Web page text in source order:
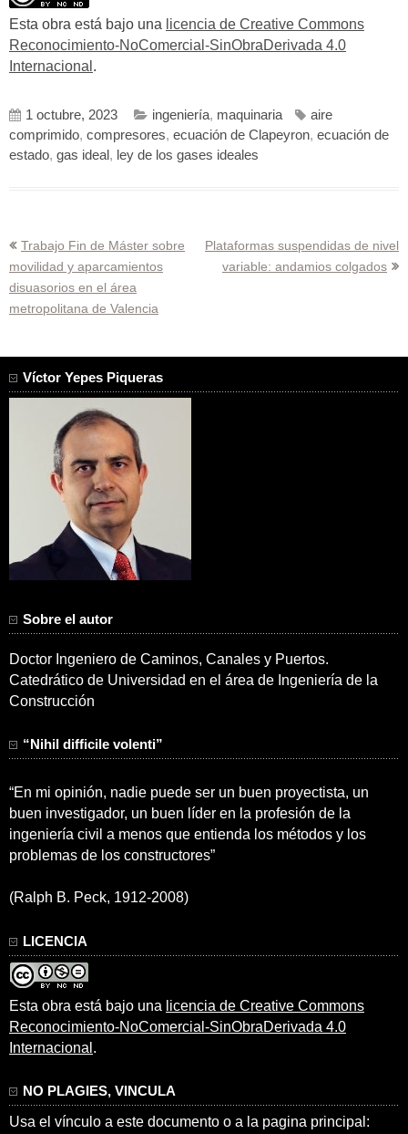
Esta obra está bajo una licencia de Creative Commons
Reconocimiento-NoComercial-SinObraDerivada 4.0
Internacional .
1 octubre, 2023 ingeniería, maquinaria
aire
comprimido, compresores, ecuación de Clapeyron, ecuación de
estado, gas ideal , ley de los gases ideales
Navegación
de
entradas
Trabajo Fin de Máster sobre
movilidad y aparcamientos
disuasorios en el área
metropolitana de Valencia
Plataformas suspendidas de nivel
variable: andamios colgados
Víctor Yepes Piqueras
Sobre el autor
Doctor Ingeniero de Caminos, Canales y Puertos.
Catedrático de Universidad en el área de Ingeniería de la
Construcción
“Nihil difficile volenti”
“En mi opinión, nadie puede ser un buen proyectista, un
buen investigador, un buen líder en la profesión de la
ingeniería civil a menos que entienda los métodos y los
problemas de los constructores”
(Ralph B. Peck, 1912-2008)
LICENCIA
Esta obra está bajo una licencia de Creative Commons
Reconocimiento-NoComercial-SinObraDerivada 4.0
Internacional .
NO PLAGIES, VINCULA
Usa el vínculo a este documento o a la pagina principal: